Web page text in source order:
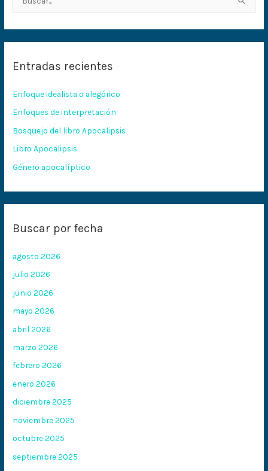
a
p
o
r
:
Entradas recientes
Enfoque idealista o alegórico
Enfoques de interpretación
Bosquejo del libro Apocalipsis
Libro Apocalipsis
Género apocalíptico
Buscar por fecha
agosto 2026
julio 2026
junio 2026
mayo 2026
abril 2026
marzo 2026
febrero 2026
enero 2026
diciembre 2025
noviembre 2025
octubre 2025
septiembre 2025